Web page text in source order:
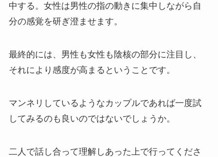
中する。女性は男性の指の動きに集中しながら自
分の感覚を研ぎ澄ませます。
最終的には、男性も女性も陰核の部分に注目し、
それにより感度が高まるということです。
マンネリしているようなカップルであれば一度試
してみるのも良いのではないでしょうか。
二人で話し合って理解しあった上で行ってくださ